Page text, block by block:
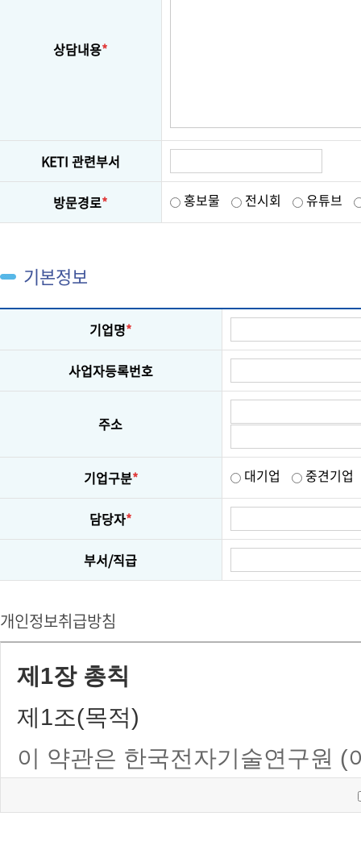
상담내용*
KETI 관련부서
방문경로* 홍보물 전시회 유튜브
기본정보
기업명*
사업자등록번호
주소
기업구분* 대기업 중견기업
담당자*
부서/직급
개인정보취급방침
제1장 총칙
제1조(목적)
이 약관은 한국전자기술연구원
정보 서비스(이하 "서비스"라